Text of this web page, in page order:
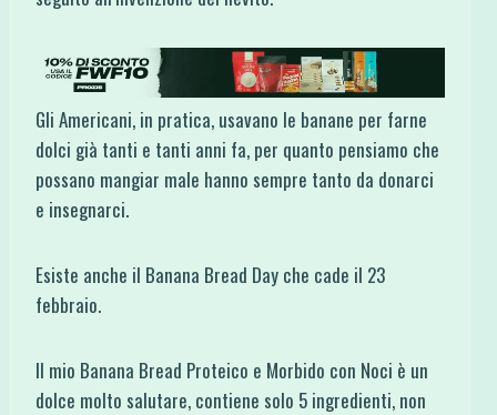
Gli Americani, in pratica, usavano le banane per farne
dolci già tanti e tanti anni fa, per quanto pensiamo che
possano mangiar male hanno sempre tanto da donarci
e insegnarci.
Esiste anche il Banana Bread Day che cade il 23
febbraio.
Il mio Banana Bread Proteico e Morbido con Noci è un
dolce molto salutare, contiene solo 5 ingredienti, non